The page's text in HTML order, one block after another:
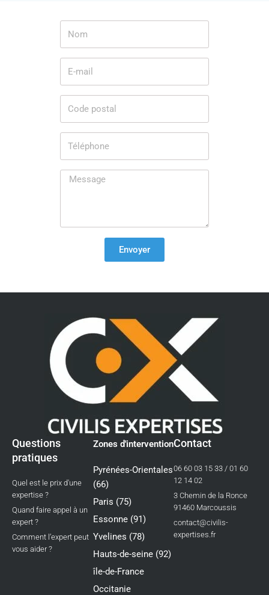
Envoyer
Questions
pratiques
Quel est le prix d'une
expertise ?
Quand faire appel à un
expert ?
Comment l’expert peut
vous aider ?
Zones d'intervention
Pyrénées-Orientales
(66)
Paris (75)
Essonne (91)
Yvelines (78)
Hauts-de-seine (92)
île-de-France
Occitanie
Contact
06 60 03 15 33 / 01 60
12 14 02
3 Chemin de la Ronce
91460 Marcoussis
contact@civilis-
expertises.fr